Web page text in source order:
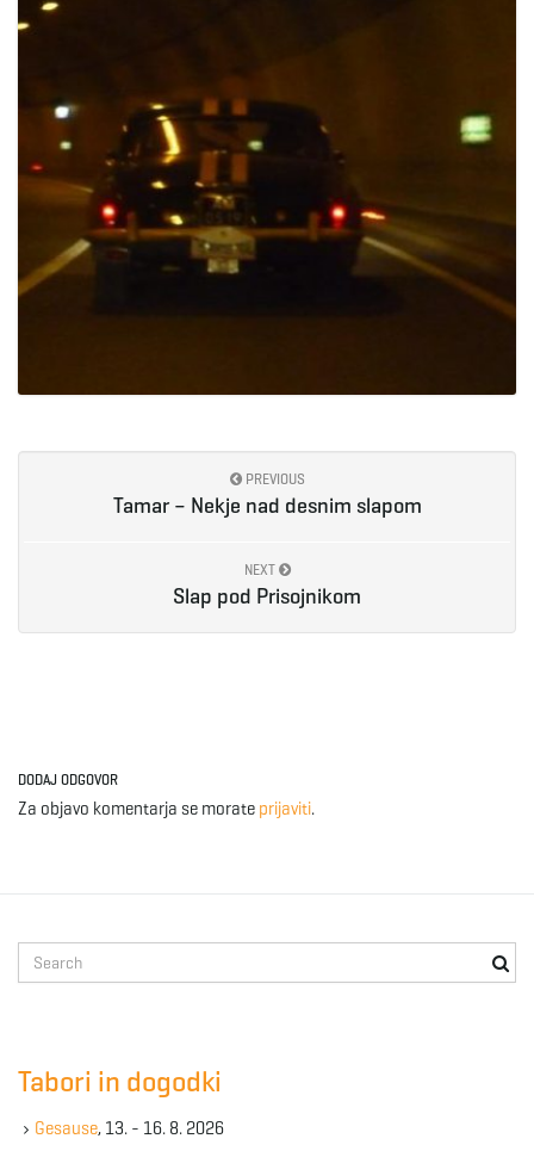
PREVIOUS
Tamar – Nekje nad desnim slapom
NEXT
Slap pod Prisojnikom
DODAJ ODGOVOR
Za objavo komentarja se morate prijaviti.
e
e
Tabori in dogodki
Gesause, 13. - 16. 8. 2026